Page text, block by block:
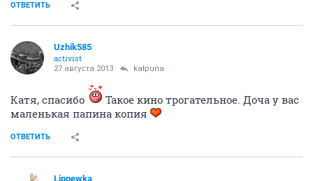
ОТВЕТИТЬ
Uzhik585
activist
27 августа 2013 katpuna
Катя, спасибо
Такое кино трогательное. Доча у вас
маленькая папина копия
ОТВЕТИТЬ
Lippewka